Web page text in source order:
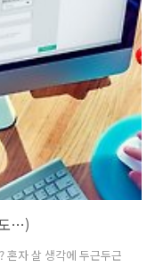
…)
혼자 살 생각에 두근두근